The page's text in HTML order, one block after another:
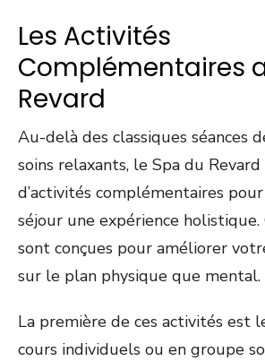
Les Activités
Complémentaires
Revard
Au-delà des classiques séances
soins relaxants, le Spa du
d’activités complémentaires
séjour une expérience holistique.
sont conçues pour améliorer
sur le plan physique que mental.
La première de ces activités est
cours individuels ou en groupe